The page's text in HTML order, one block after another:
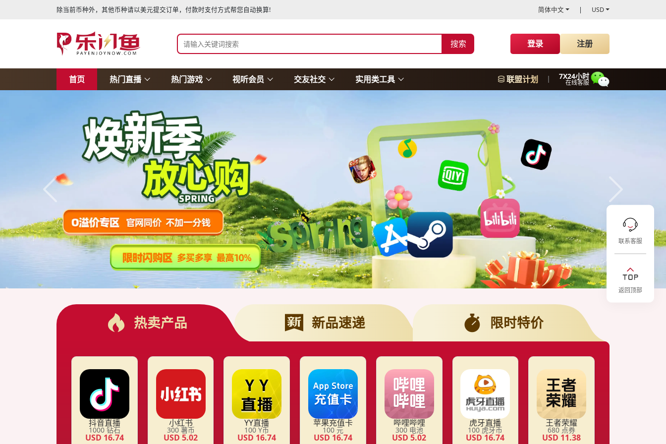
除当前币种外，其他币种请以美元提交订单，付款时支付方式帮您自动换算! 简体中文 USD
搜索 登录 注册
首页 热门直播 热门游戏 视听会员 交友社交 实用类工具 联盟计划 7X24小时
在线客服
上一张 下一张
热卖产品 新品速递 限时特价
抖音直播
1000 钻石
USD 16.74
小红书
300 薯币
USD 5.02
YY直播
100 Y币
USD 16.74
苹果充值卡
100 元
USD 16.74
哔哩哔哩
300 电池
USD 5.02
虎牙直播
100 虎牙币
USD 16.74
王者荣耀
680 点券
USD 11.38
联系客服
返回顶部